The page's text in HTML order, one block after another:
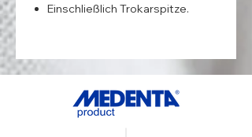
Einschließlich Trokarspitze.